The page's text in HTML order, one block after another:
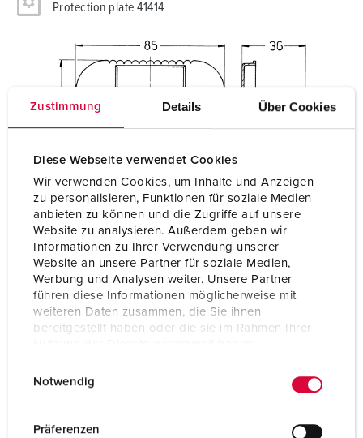
Zustimmung Details Über Cookies
Diese Webseite verwendet Cookies
Wir verwenden Cookies, um Inhalte und Anzeigen
zu personalisieren, Funktionen für soziale Medien
anbieten zu können und die Zugriffe auf unsere
Website zu analysieren. Außerdem geben wir
Informationen zu Ihrer Verwendung unserer
Website an unsere Partner für soziale Medien,
Werbung und Analysen weiter. Unsere Partner
führen diese Informationen möglicherweise mit
weiteren Daten zusammen, die Sie ihnen
bereitgestellt haben oder die sie im Rahmen Ihrer
Notwendig
Präferenzen
Protection plate 41414